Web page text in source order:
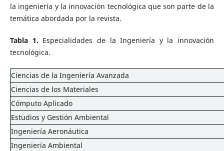
la ingeniería y la innovación tecnológica que son parte de la
temática abordada por la revista.
Tabla 1. Especialidades de la Ingeniería y la innovación
tecnológica.
Ciencias de la Ingeniería Avanzada
Ciencias de los Materiales
Cómputo Aplicado
Estudios y Gestión Ambiental
Ingeniería Aeronáutica
Ingeniería Ambiental